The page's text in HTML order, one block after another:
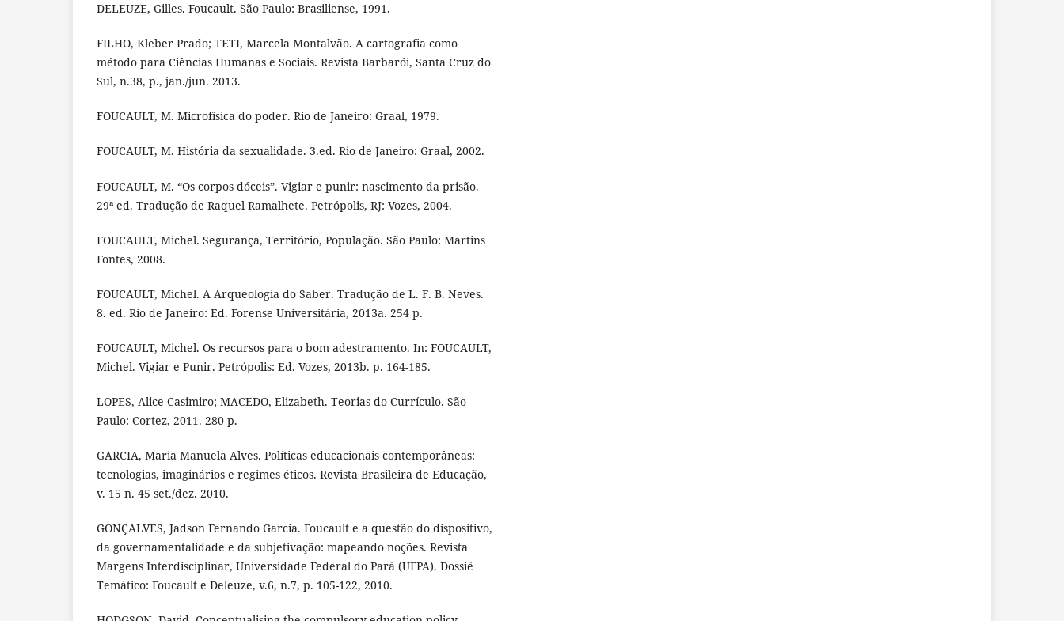
DELEUZE, Gilles. Foucault. São Paulo: Brasiliense, 1991.
FILHO, Kleber Prado; TETI, Marcela Montalvão. A cartografia como
método para Ciências Humanas e Sociais. Revista Barbarói, Santa Cruz do
Sul, n.38, p., jan./jun. 2013.
FOUCAULT, M. Microfísica do poder. Rio de Janeiro: Graal, 1979.
FOUCAULT, M. História da sexualidade. 3.ed. Rio de Janeiro: Graal, 2002.
FOUCAULT, M. “Os corpos dóceis”. Vigiar e punir: nascimento da prisão.
29ª ed. Tradução de Raquel Ramalhete. Petrópolis, RJ: Vozes, 2004.
FOUCAULT, Michel. Segurança, Território, População. São Paulo: Martins
Fontes, 2008.
FOUCAULT, Michel. A Arqueologia do Saber. Tradução de L. F. B. Neves.
8. ed. Rio de Janeiro: Ed. Forense Universitária, 2013a. 254 p.
FOUCAULT, Michel. Os recursos para o bom adestramento. In: FOUCAULT,
Michel. Vigiar e Punir. Petrópolis: Ed. Vozes, 2013b. p. 164-185.
LOPES, Alice Casimiro; MACEDO, Elizabeth. Teorias do Currículo. São
Paulo: Cortez, 2011. 280 p.
GARCIA, Maria Manuela Alves. Políticas educacionais contemporâneas:
tecnologias, imaginários e regimes éticos. Revista Brasileira de Educação,
v. 15 n. 45 set./dez. 2010.
GONÇALVES, Jadson Fernando Garcia. Foucault e a questão do dispositivo,
da governamentalidade e da subjetivação: mapeando noções. Revista
Margens Interdisciplinar, Universidade Federal do Pará (UFPA). Dossiê
Temático: Foucault e Deleuze, v.6, n.7, p. 105-122, 2010.